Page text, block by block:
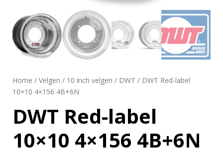
Home / Velgen / 10 inch velgen / DWT / DWT Red-label
10×10 4×156 4B+6N
DWT Red-label
10×10 4×156 4B+6N